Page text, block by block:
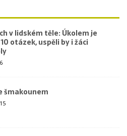
v lidském těle: Úkolem je
otázek, uspěli by i žáci
šmakounem